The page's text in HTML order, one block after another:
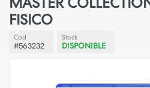
FISICO
Cod
#563232
Stock
DISPONIBLE